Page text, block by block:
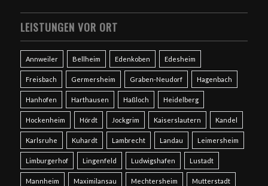
LEISTUNGEN VOR ORT
Annweiler Bellheim Edenkoben Edesheim
Freisbach Germersheim Graben-Neudorf Hagenbach
Hanhofen Harthausen Haßloch Heidelberg
Hockenheim Hördt Jockgrim Kaiserslautern Kandel
Karlsruhe Kuhardt Lambrecht Landau Leimersheim
Limburgerhof Lingenfeld Ludwigshafen Lustadt
Mannheim Maximilansau Mechtersheim Mutterstadt